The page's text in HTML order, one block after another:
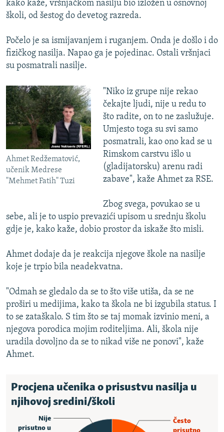
kako kaže, vršnjačkom nasilju bio izložen u osnovnoj
školi, od šestog do devetog razreda.
Počelo je sa ismijavanjem i ruganjem. Onda je došlo i do
fizičkog nasilja. Napao ga je pojedinac. Ostali vršnjaci
su posmatrali nasilje.
Ahmet Redžematović,
učenik Medrese
"Mehmet Fatih" Tuzi
"Niko iz grupe nije rekao
čekajte ljudi, nije u redu to
što radite, on to ne zaslužuje.
Umjesto toga su svi samo
posmatrali, kao ono kad se u
Rimskom carstvu išlo u
(gladijatorsku) arenu radi
zabave", kaže Ahmet za RSE.
Zbog svega, povukao se u
sebe, ali je to uspio prevazići upisom u srednju školu
gdje je, kako kaže, dobio prostor da iskaže što misli.
Ahmet dodaje da je reakcija njegove škole na nasilje
koje je trpio bila neadekvatna.
"Odmah se gledalo da se to što više utiša, da se ne
proširi u medijima, kako ta škola ne bi izgubila status. I
to se zataškalo. S tim što se taj momak izvinio meni, a
njegova porodica mojim roditeljima. Ali, škola nije
uradila dovoljno da se to nikad više ne ponovi", kaže
Ahmet.